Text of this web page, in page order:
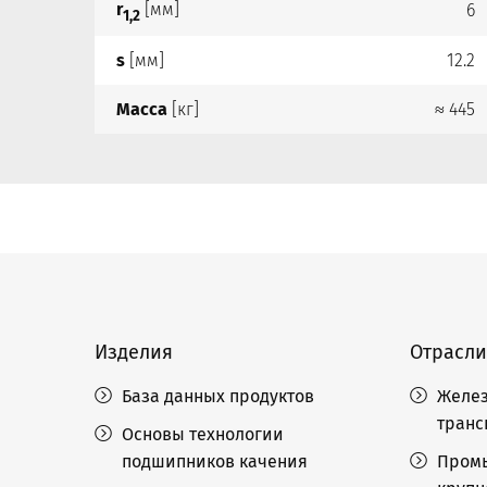
r1,2 [мм] 6
s [мм] 12.2
Масса [кг] ≈ 445
Изделия
База данных продуктов
Основы технологии
подшипников качения
Отрасли